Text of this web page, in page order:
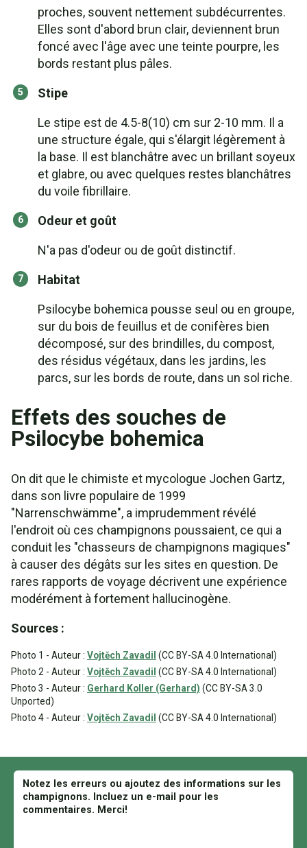
proches, souvent nettement subdécurrentes.
Elles sont d'abord brun clair, deviennent brun
foncé avec l'âge avec une teinte pourpre, les
bords restant plus pâles.
Stipe
Le stipe est de 4.5-8(10) cm sur 2-10 mm. Il a
une structure égale, qui s'élargit légèrement à
la base. Il est blanchâtre avec un brillant soyeux
et glabre, ou avec quelques restes blanchâtres
du voile fibrillaire.
Odeur et goût
N'a pas d'odeur ou de goût distinctif.
Habitat
Psilocybe bohemica pousse seul ou en groupe,
sur du bois de feuillus et de conifères bien
décomposé, sur des brindilles, du compost,
des résidus végétaux, dans les jardins, les
parcs, sur les bords de route, dans un sol riche.
Effets des souches de
Psilocybe bohemica
On dit que le chimiste et mycologue Jochen Gartz,
dans son livre populaire de 1999
"Narrenschwämme", a imprudemment révélé
l'endroit où ces champignons poussaient, ce qui a
conduit les "chasseurs de champignons magiques"
à causer des dégâts sur les sites en question. De
rares rapports de voyage décrivent une expérience
modérément à fortement hallucinogène.
Sources :
Photo 1 - Auteur : Vojtěch Zavadil (CC BY-SA 4.0 International)
Photo 2 - Auteur : Vojtěch Zavadil (CC BY-SA 4.0 International)
Photo 3 - Auteur : Gerhard Koller (Gerhard) (CC BY-SA 3.0
Unported)
Photo 4 - Auteur : Vojtěch Zavadil (CC BY-SA 4.0 International)